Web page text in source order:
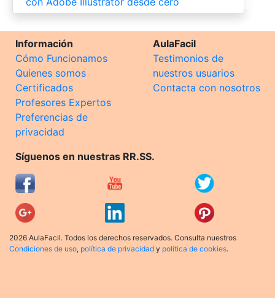
Información
Cómo Funcionamos
Quienes somos
Certificados
Profesores Expertos
Preferencias de
privacidad
AulaFacil
Testimonios de
nuestros usuarios
Contacta con nosotros
Síguenos en nuestras RR.SS.
2026 AulaFacil. Todos los derechos reservados. Consulta nuestros
Condiciones de uso, política de privacidad y política de cookies.